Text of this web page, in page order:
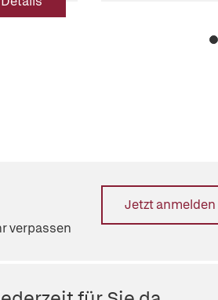
verpassen
Jetzt anmelden